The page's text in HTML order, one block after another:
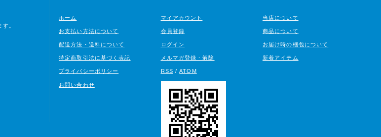
。
ホーム
お支払い方法について
配送方法・送料について
特定商取引法に基づく表記
プライバシーポリシー
お問い合わせ
マイアカウント
会員登録
ログイン
メルマガ登録・解除
RSS /ATOM
当店について
商品について
お届け時の梱包について
新着アイテム